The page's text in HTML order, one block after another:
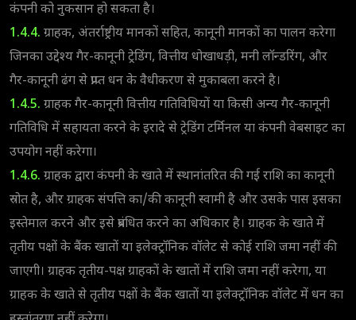
कंपनी को नुकसान हो सकता है।
1.4.4. ग्राहक, अंतर्राष्ट्रीय मानकों सहित, कानूनी मानकों का पालन करेगा
जिनका उद्देश्य गैर-कानूनी ट्रेडिंग, वित्तीय धोखाधड़ी, मनी लॉन्डरिंग, और
गैर-कानूनी ढंग से प्राप्त धन के वैधीकरण से मुकाबला करने है।
1.4.5. ग्राहक गैर-कानूनी वित्तीय गतिविधियों या किसी अन्य गैर-कानूनी
गतिविधि में सहायता करने के इरादे से ट्रेडिंग टर्मिनल या कंपनी वेबसाइट का
उपयोग नहीं करेगा।
1.4.6. ग्राहक द्वारा कंपनी के खाते में स्थानांतरित की गई राशि का कानूनी
स्रोत है, और ग्राहक संपत्ति का/की कानूनी स्वामी है और उसके पास इसका
इस्तेमाल करने और इसे प्रबंधित करने का अधिकार है। ग्राहक के खाते में
तृतीय पक्षों के बैंक खातों या इलेक्ट्रॉनिक वॉलेट से कोई राशि जमा नहीं की
जाएगी। ग्राहक तृतीय-पक्ष ग्राहकों के खातों में राशि जमा नहीं करेगा, या
ग्राहक के खाते से तृतीय पक्षों के बैंक खातों या इलेक्ट्रॉनिक वॉलेट में धन का